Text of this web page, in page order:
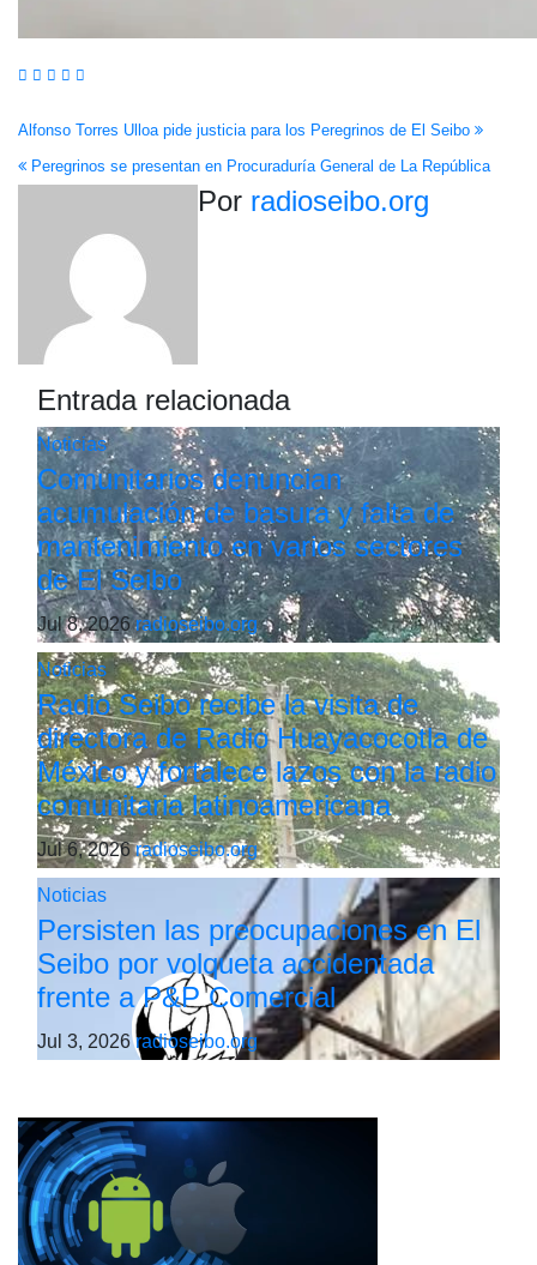
Navegación
de
entradas
Alfonso Torres Ulloa pide justicia para los Peregrinos de El Seibo
Peregrinos se presentan en Procuraduría General de La República
Por radioseibo.org
Entrada relacionada
Noticias
Comunitarios denuncian
acumulación de basura y falta de
mantenimiento en varios sectores
de El Seibo
Jul 8, 2026radioseibo.org
Noticias
Radio Seibo recibe la visita de
directora de Radio Huayacocotla de
México y fortalece lazos con la radio
comunitaria latinoamericana
Jul 6, 2026radioseibo.org
Noticias
Persisten las preocupaciones en El
Seibo por volqueta accidentada
frente a P&P Comercial
Jul 3, 2026radioseibo.org